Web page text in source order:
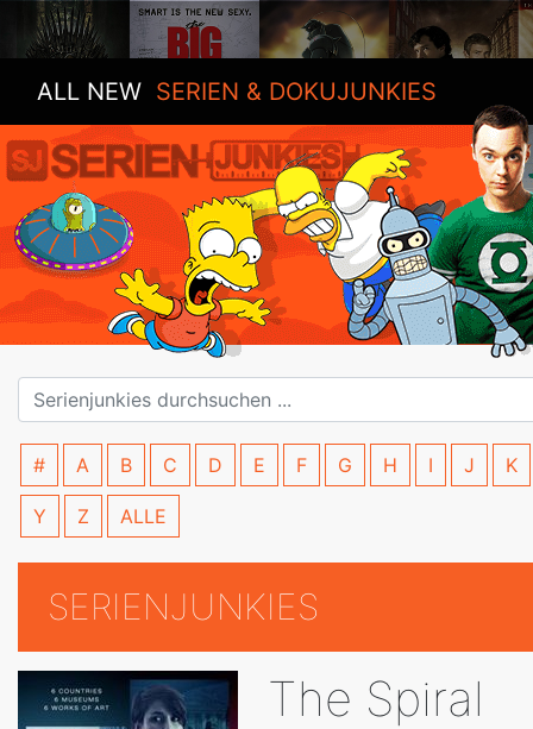
ALL NEW SERIEN & DOKUJUNKIES
# A B C D E F G H I J K
Y Z ALLE
SERIENJUNKIES
The Spiral